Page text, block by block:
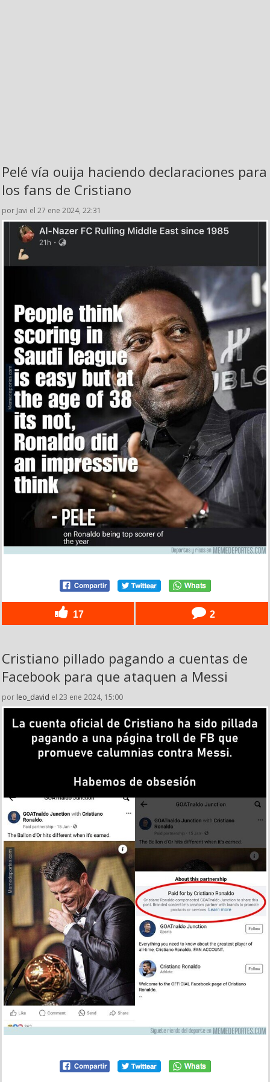
Pelé vía ouija haciendo declaraciones para
los fans de Cristiano
por Javi el 27 ene 2024, 22:31
17 2
Cristiano pillado pagando a cuentas de
Facebook para que ataquen a Messi
por leo_david el 23 ene 2024, 15:00